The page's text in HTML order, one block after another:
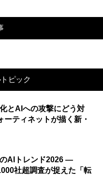
ピック
とAIへの攻撃にどう対
ティネットが描く新・
AIトレンド2026 ―
社超調査が捉えた「転